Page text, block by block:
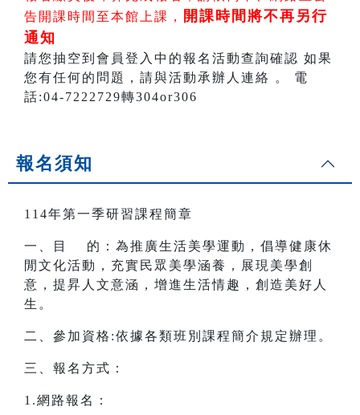
告開課時間至本館上課，
開課時間將不再另行
通知
請您抽空到會員登入中的報名活動查詢確認 如果
您有任何的問題，請與活動承辦人連絡 。 電
話:04-7222729轉304or306
報名須知
114年第一季研習課程簡章
一、目 的：為推廣生活美學運動，倡導健康休
閒文化活動，充實民眾美學涵養，展現美學創
意，提昇人文意涵，增進生活情趣，創造美好人
生。
二、參加資格:依據各類班別課程簡介規定辦理。
三、報名方式：
1.網路報名：